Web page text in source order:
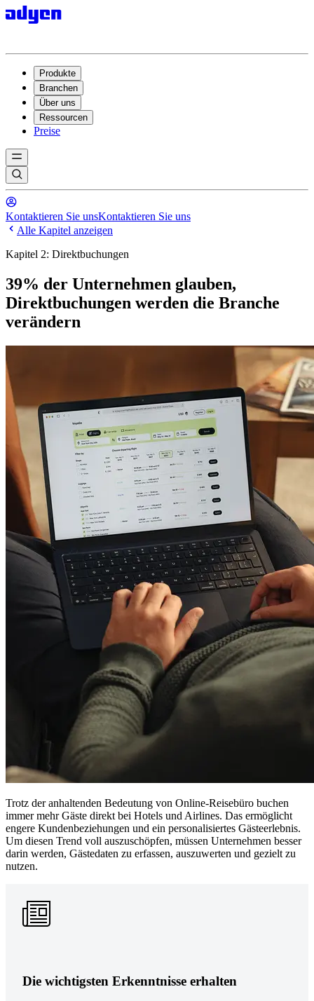
Produkte
Branchen
Über uns
Ressourcen
Preise
Kontaktieren Sie unsKontaktieren Sie uns
Alle Kapitel anzeigen
Kapitel 2: Direktbuchungen
39% der Unternehmen glauben,
Direktbuchungen werden die Branche
verändern
Trotz der anhaltenden Bedeutung von Online-Reisebüro buchen
immer mehr Gäste direkt bei Hotels und Airlines. Das ermöglicht
engere Kundenbeziehungen und ein personalisiertes Gästeerlebnis.
Um diesen Trend voll auszuschöpfen, müssen Unternehmen besser
darin werden, Gästedaten zu erfassen, auszuwerten und gezielt zu
nutzen.
Die wichtigsten Erkenntnisse erhalten